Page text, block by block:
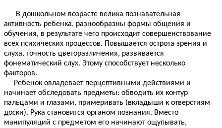
В дошкольном возрасте велика познавательная
активность ребенка, разнообразны формы общения и
обучения, в результате чего происходит совершенствование
всех психических процессов. Повышается острота зрения и
слуха, точность цветоразличения, развивается
фонематический слух. Этому способствует несколько
факторов.
Ребенок овладевает перцептивными действиями и
начинает обследовать предметы: обводить их контур
пальцами и глазами, примеривать (вкладыши к отверстиям
доски). Рука становится органом познания. Вместо
манипуляций с предметом его начинают ощупывать,